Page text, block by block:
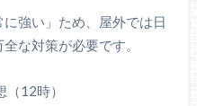
強い」ため、屋外では日
な対策が必要です。
（12時）